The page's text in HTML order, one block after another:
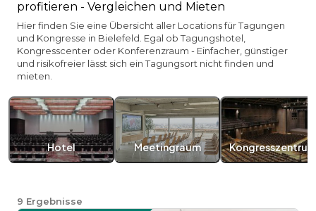
profitieren - Vergleichen und Mieten
Hier finden Sie eine Übersicht aller Locations für Tagungen
und Kongresse in Bielefeld. Egal ob Tagungshotel,
Kongresscenter oder Konferenzraum - Einfacher, günstiger
und risikofreier lässt sich ein Tagungsort nicht finden und
mieten.
Hotel Meetingraum Kongresszentrum
9 Ergebnisse